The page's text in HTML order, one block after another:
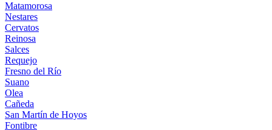
Matamorosa
Nestares
Cervatos
Reinosa
Salces
Requejo
Fresno del Río
Suano
Olea
Cañeda
San Martín de Hoyos
Fontibre